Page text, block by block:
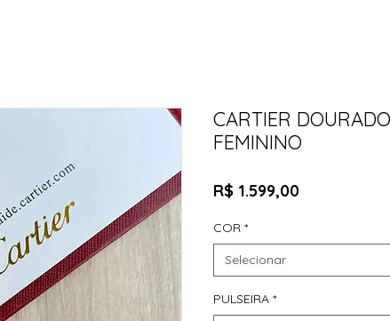
CARTIER
FEMININO
R$ 1.599,00Preço
COR *
Selecionar
PULSEIRA *